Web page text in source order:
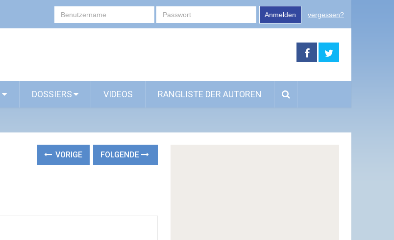
Anmelden vergessen?
DOSSIERS VIDEOS RANGLISTE DER AUTOREN
VORIGE FOLGENDE